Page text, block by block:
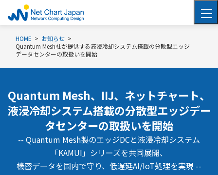
HOME
お知らせ
Quantum Mesh社が提供する液浸冷却システム搭載の分散型エッジ
データセンターの取扱いを開始
Quantum Mesh、IIJ、ネットチャート、
液浸冷却システム搭載の分散型エッジデー
タセンターの取扱いを開始
-- Quantum Mesh製のエッジDCと液浸冷却システム
「KAMUI」シリーズを共同展開、
機密データを国内で守り、低遅延AI/IoT処理を実現 --